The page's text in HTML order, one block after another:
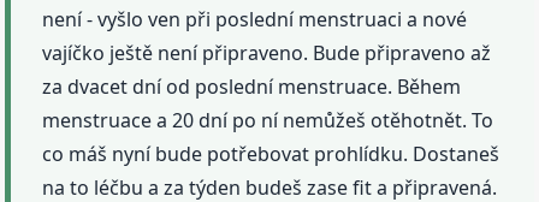
není - vyšlo ven při poslední menstruaci a nové
vajíčko ještě není připraveno. Bude připraveno až
za dvacet dní od poslední menstruace. Během
menstruace a 20 dní po ní nemůžeš otěhotnět. To
co máš nyní bude potřebovat prohlídku. Dostaneš
na to léčbu a za týden budeš zase fit a připravená.